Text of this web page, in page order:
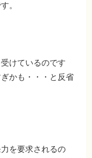
。
けているのです
かも・・・と反省
を要求されるの